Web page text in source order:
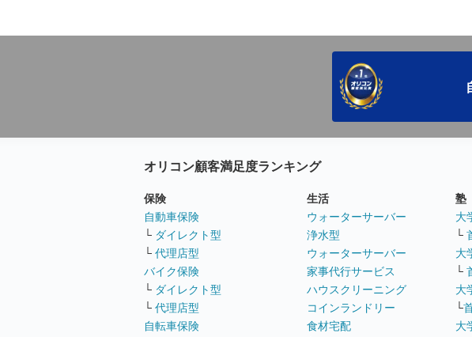
オリコン顧客満足度ランキング
保険
自動車保険
└ ダイレクト型
└ 代理店型
バイク保険
└ ダイレクト型
└ 代理店型
自転車保険
生活
ウォーターサーバー
浄水型
ウォーターサーバー
家事代行サービス
ハウスクリーニング
コインランドリー
食材宅配
塾
大
└
大
└
大
└
大